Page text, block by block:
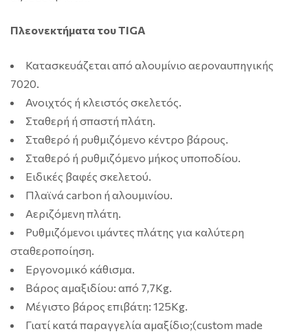
Πλεονεκτήματα του TIGA
Κατασκευάζεται από αλουμίνιο αεροναυπηγικής
7020.
Ανοιχτός ή κλειστός σκελετός.
Σταθερή ή σπαστή πλάτη.
Σταθερό ή ρυθμιζόμενο κέντρο βάρους.
Σταθερό ή ρυθμιζόμενο μήκος υποποδίου.
Ειδικές βαφές σκελετού.
Πλαϊνά carbon ή αλουμινίου.
Αεριζόμενη πλάτη.
Ρυθμιζόμενοι ιμάντες πλάτης για καλύτερη
σταθεροποίηση.
Εργονομικό κάθισμα.
Βάρος αμαξιδίου: από 7,7Kg.
Μέγιστο βάρος επιβάτη: 125Kg.
Γιατί κατά παραγγελία αμαξίδιο;(custom made